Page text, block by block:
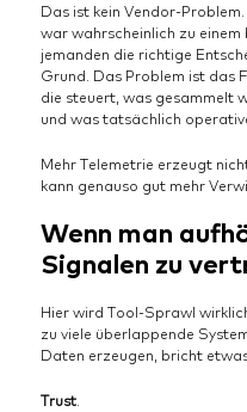
Das ist kein Vendor-
war wahrscheinlich zu
jemanden die richtige
Grund. Das Problem ist das
die steuert, was gesammelt
und was tatsächlich
Mehr Telemetrie erzeugt
kann genauso gut mehr
Wenn man
Signalen zu
Hier wird Tool-Sprawl
zu viele überlappende
Daten erzeugen, bricht
Trust.